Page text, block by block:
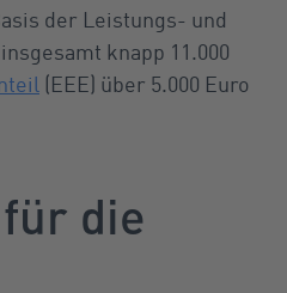
der Leistungs- und
knapp 11.000
(EEE) über 5.000 Euro
die